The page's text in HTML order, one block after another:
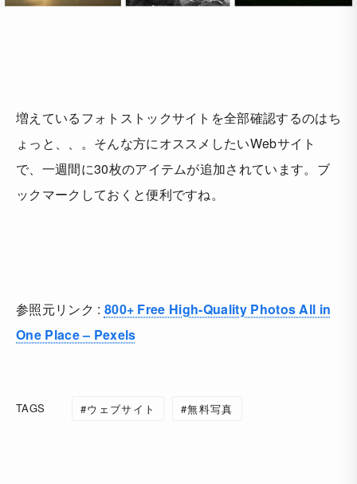
増えているフォトストックサイトを全部確認するのはち
ょっと、、。そんな方にオススメしたいWebサイト
で、 一週間に30枚のアイテムが追加されています。ブ
ックマークしておくと便利ですね。
参照元リンク : 800+ Free High-Quality Photos All in
One Place – Pexels
TAGS ウェブサイト 無料写真